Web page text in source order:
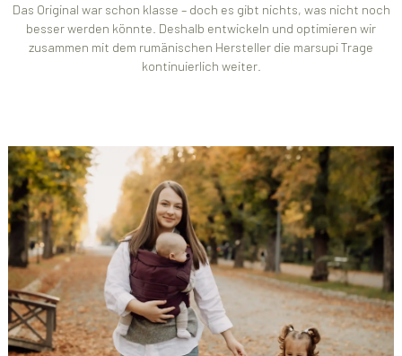
Das Original war schon klasse – doch es gibt nichts, was nicht noch
besser werden könnte. Deshalb entwickeln und optimieren wir
zusammen mit dem rumänischen Hersteller die marsupi Trage
kontinuierlich weiter.